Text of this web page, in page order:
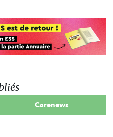
Carenews